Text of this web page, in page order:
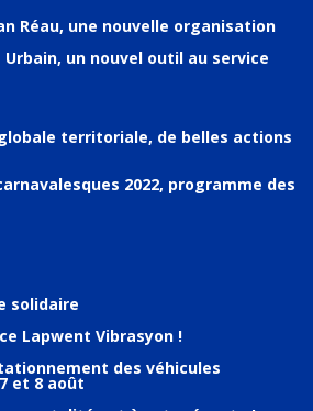
Réau, une nouvelle organisation
Urbain, un nouvel outil au service
territoriale, de belles actions
2022, programme des
solidaire
Lapwent Vibrasyon !
des véhicules
et 8 août